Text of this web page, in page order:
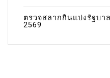
ตรวจสลากกินแบ่งรัฐบา
2569